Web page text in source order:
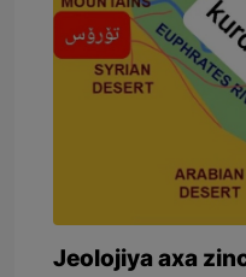
Jeolojiya axa